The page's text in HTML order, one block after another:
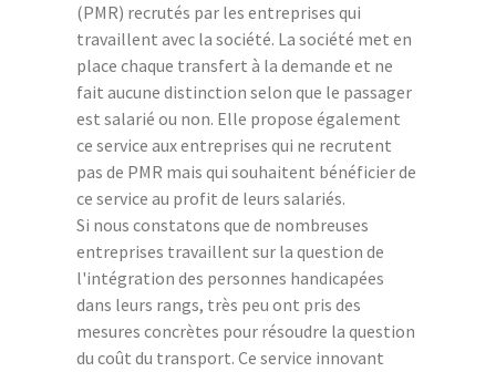
(PMR) recrutés par les entreprises qui
travaillent avec la société. La société met en
place chaque transfert à la demande et ne
fait aucune distinction selon que le passager
est salarié ou non. Elle propose également
ce service aux entreprises qui ne recrutent
pas de PMR mais qui souhaitent bénéficier de
ce service au profit de leurs salariés.
Si nous constatons que de nombreuses
entreprises travaillent sur la question de
l'intégration des personnes handicapées
dans leurs rangs, très peu ont pris des
mesures concrètes pour résoudre la question
du coût du transport. Ce service innovant